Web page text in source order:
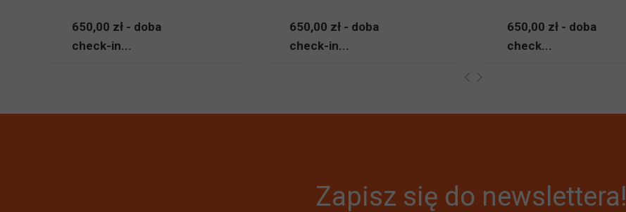
Zapisz się do newslettera!
650,00 zł - doba
check-in...
650,00 zł - doba
check-in...
650,00 zł - doba
check...